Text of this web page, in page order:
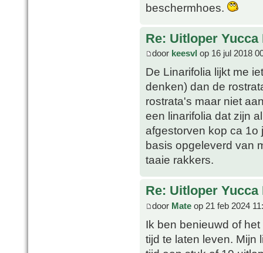
beschermhoes.
Re: Uitloper
door keesvl op 16 jul 2018
De Linarifolia lijkt me
denken) dan de
rostrata's maar niet
een linarifolia dat zijn
afgestorven kop ca 1o
basis opgeleverd van
taaie rakkers.
Re: Uitloper
door Mate op 21 feb 2024
Ik ben benieuwd of
tijd te laten leven. Mijn